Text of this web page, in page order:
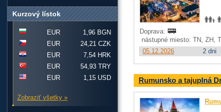
Doprava:
nástupné miesto: TN, ZH,
05.12.2026
2 dni
Rumunsko a tajuplná
Kurzový lístok
EUR
1,96 BGN
EUR
24,21 CZK
EUR
7,54 HRK
EUR
54,93 TRY
EUR
1,15 USD
Zobraziť všetky »